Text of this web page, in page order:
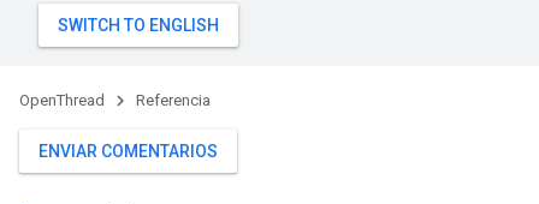
OpenThread Referencia
ENVIAR COMENTARIOS